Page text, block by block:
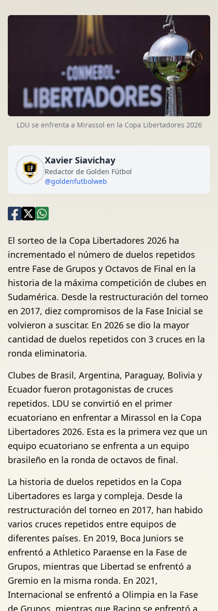
LDU se enfrenta a Mirassol en la Copa Libertadores 2026
Xavier Siavichay
Redactor de Golden Fútbol
@goldenfutbolweb
El sorteo de la Copa Libertadores 2026 ha
incrementado el número de duelos repetidos
entre Fase de Grupos y Octavos de Final en la
historia de la máxima competición de clubes en
Sudamérica. Desde la restructuración del torneo
en 2017, diez compromisos de la Fase Inicial se
volvieron a suscitar. En 2026 se dio la mayor
cantidad de duelos repetidos con 3 cruces en la
ronda eliminatoria.
Clubes de Brasil, Argentina, Paraguay, Bolivia y
Ecuador fueron protagonistas de cruces
repetidos. LDU se convirtió en el primer
ecuatoriano en enfrentar a Mirassol en la Copa
Libertadores 2026. Esta es la primera vez que un
equipo ecuatoriano se enfrenta a un equipo
brasileño en la ronda de octavos de final.
La historia de duelos repetidos en la Copa
Libertadores es larga y compleja. Desde la
restructuración del torneo en 2017, han habido
varios cruces repetidos entre equipos de
diferentes países. En 2019, Boca Juniors se
enfrentó a Athletico Paraense en la Fase de
Grupos, mientras que Libertad se enfrentó a
Gremio en la misma ronda. En 2021,
Internacional se enfrentó a Olimpia en la Fase
de Grupos, mientras que Racing se enfrentó a